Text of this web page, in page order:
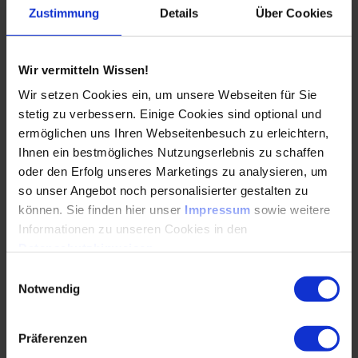
Zustimmung Details Über Cookies
Wir vermitteln Wissen!
Wir setzen Cookies ein, um unsere Webseiten für Sie
stetig zu verbessern. Einige Cookies sind optional und
ermöglichen uns Ihren Webseitenbesuch zu erleichtern,
Ihnen ein bestmögliches Nutzungserlebnis zu schaffen
oder den Erfolg unseres Marketings zu analysieren, um
so unser Angebot noch personalisierter gestalten zu
können. Sie finden hier unser Impressum sowie weitere
Informationen zu unseren Cookies in den
Notwendig
Präferenzen
Verteidigungsfähigkeit entsteht nicht durch
gemeinsam…
WEITERLESEN
Einsatzszenarien und Grenzen von KI-
gestützten Defence-Anwendungen
03.06.2026
KI verändert Defence-Anwendungen weit vor
autonomen Waffen: Sie beschleunigt Lagebilder,
erkennt Bedrohungen früher und wirft zugleich
neue Fragen…